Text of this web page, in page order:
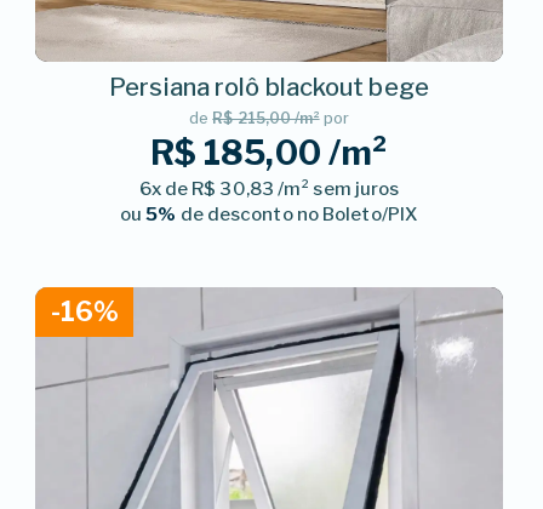
Persiana rolô blackout bege
deR$ 215,00 /m²por
R$ 185,00 /m²
6x de R$ 30,83 /m² sem juros
ou5% de desconto no Boleto/PIX
-16%